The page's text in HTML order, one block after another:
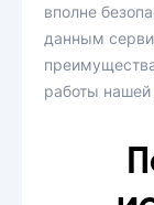
вполне
данным
работы нашей